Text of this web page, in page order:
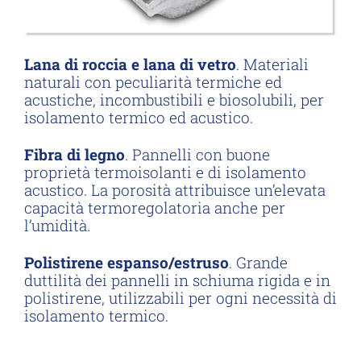
Lana di roccia e lana di vetro. Materiali
naturali con peculiarità termiche ed
acustiche, incombustibili e biosolubili, per
isolamento termico ed acustico.
Fibra di legno. Pannelli con buone
proprietà termoisolanti e di isolamento
acustico. La porosità attribuisce un’elevata
capacità termoregolatoria anche per
l’umidità.
Polistirene espanso/estruso. Grande
duttilità dei pannelli in schiuma rigida e in
polistirene, utilizzabili per ogni necessità di
isolamento termico.